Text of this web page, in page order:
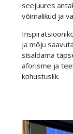
seejuures
võimalikud ja
ja mõju
sisaldama
aforisme ja
kohustuslik.